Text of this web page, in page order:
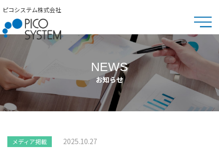
ピコシステム株式会社
NEWS
お知らせ
メディア掲載 2025.10.27